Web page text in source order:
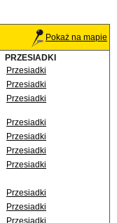
Pokaż na mapie
PRZESIADKI
Przesiadki
Przesiadki
Przesiadki
Przesiadki
Przesiadki
Przesiadki
Przesiadki
Przesiadki
Przesiadki
Przesiadki